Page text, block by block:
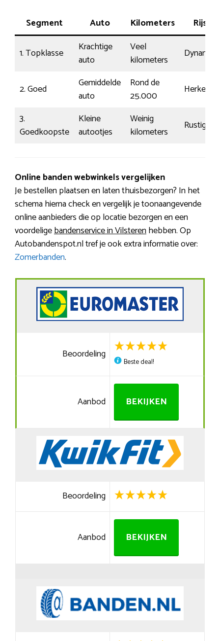
Segment Auto Kilometers Rijstijl
1. Topklasse
Krachtige
auto
Veel
kilometers
2. Goed
Gemiddelde
auto
Rond de
25.000
3.
Goedkoopste
Kleine
autootjes
Weinig
kilometers
Rustig
Online banden webwinkels vergelijken
Je bestellen plaatsen en laten thuisbezorgen? In het
schema hierna check en vergelijk je toonaangevende
online aanbieders die op locatie bezorgen en een
voordeligebandenservice in Vilsterenhebben. Op
Autobandenspot.nl tref je ook extra informatie over:
Zomerbanden.
Beoordeling
Beste deal!
Aanbod BEKIJKEN
Beoordeling
Aanbod BEKIJKEN